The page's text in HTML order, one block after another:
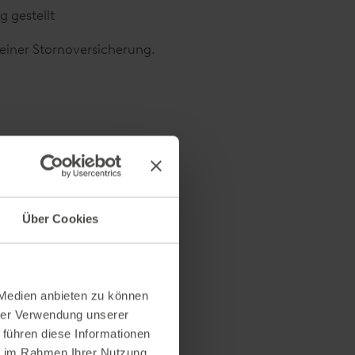
Über Cookies
anbieten zu können
Verwendung unserer
diese Informationen
gestellt
Stornoversicherung.
m² Indoor-Kindergarten,
Babyausstattung, Reiten für